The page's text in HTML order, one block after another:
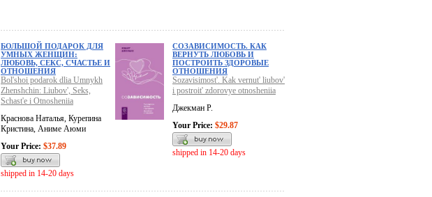
БОЛЬШОЙ ПОДАРОК ДЛЯ
УМНЫХ ЖЕНЩИН:
ЛЮБОВЬ, СЕКС, СЧАСТЬЕ И
ОТНОШЕНИЯ
Bol'shoi podarok dlia Umnykh
Zhenshchin: Liubov', Seks,
Schast'e i Otnosheniia
Краснова Наталья, Курепина
Кристина, Аниме Аюми
Your Price: $37.89
shipped in 14-20 days
СОЗАВИСИМОСТЬ. КАК
ВЕРНУТЬ ЛЮБОВЬ И
ПОСТРОИТЬ ЗДОРОВЫЕ
ОТНОШЕНИЯ
Sozavisimost'. Kak vernut' liubov'
i postroit' zdorovye otnosheniia
Джекман Р.
Your Price: $29.87
shipped in 14-20 days